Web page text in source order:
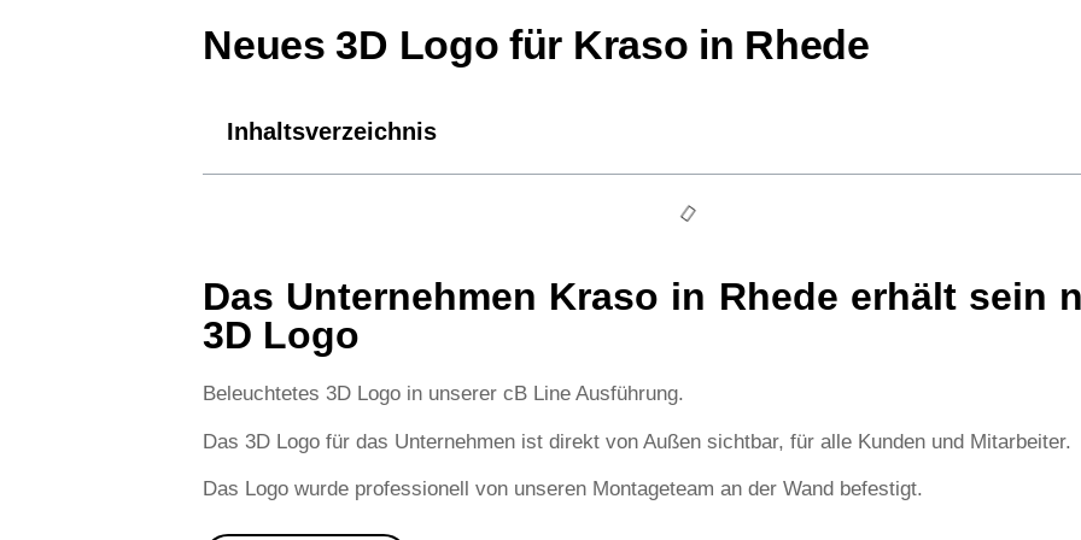
Neues 3D Logo für Kraso in Rhede
Inhaltsverzeichnis
Das Unternehmen Kraso in Rhede erhält sein
3D Logo
Beleuchtetes 3D Logo in unserer cB Line Ausführung.
Das 3D Logo für das Unternehmen ist direkt von Außen sichtbar, für alle Kunden und Mitarbeiter.
Das Logo wurde professionell von unseren Montageteam an der Wand befestigt.